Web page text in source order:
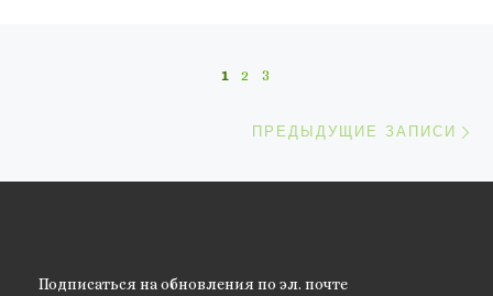
1 2 3
ПРЕДЫДУЩИЕ ЗАПИСИ
Подписаться на обновления по эл. почте